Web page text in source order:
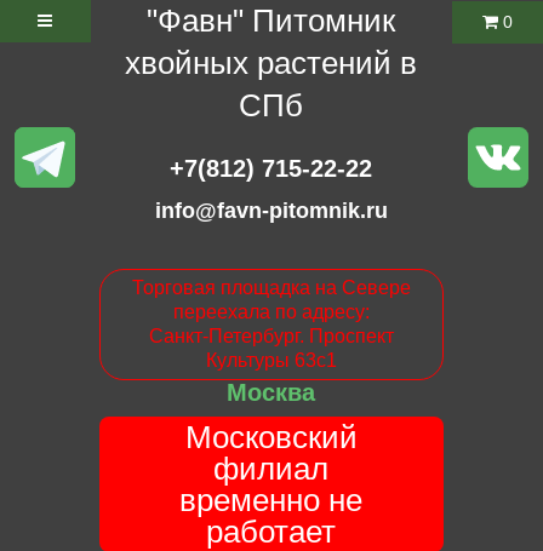
"Фавн" Питомник
хвойных растений в
СПб
+7(812) 715-22-22
info@favn-pitomnik.ru
Торговая площадка на Севере
переехала по адресу:
Санкт-Петербург. Проспект
Культуры 63с1
Москва
Московский
филиал
временно не
работает
0